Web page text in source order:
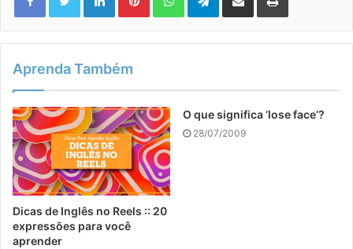
Aprenda Também
Dicas de Inglês no Reels :: 20
expressões para você
aprender
O que significa ‘lose face’?
28/07/2009